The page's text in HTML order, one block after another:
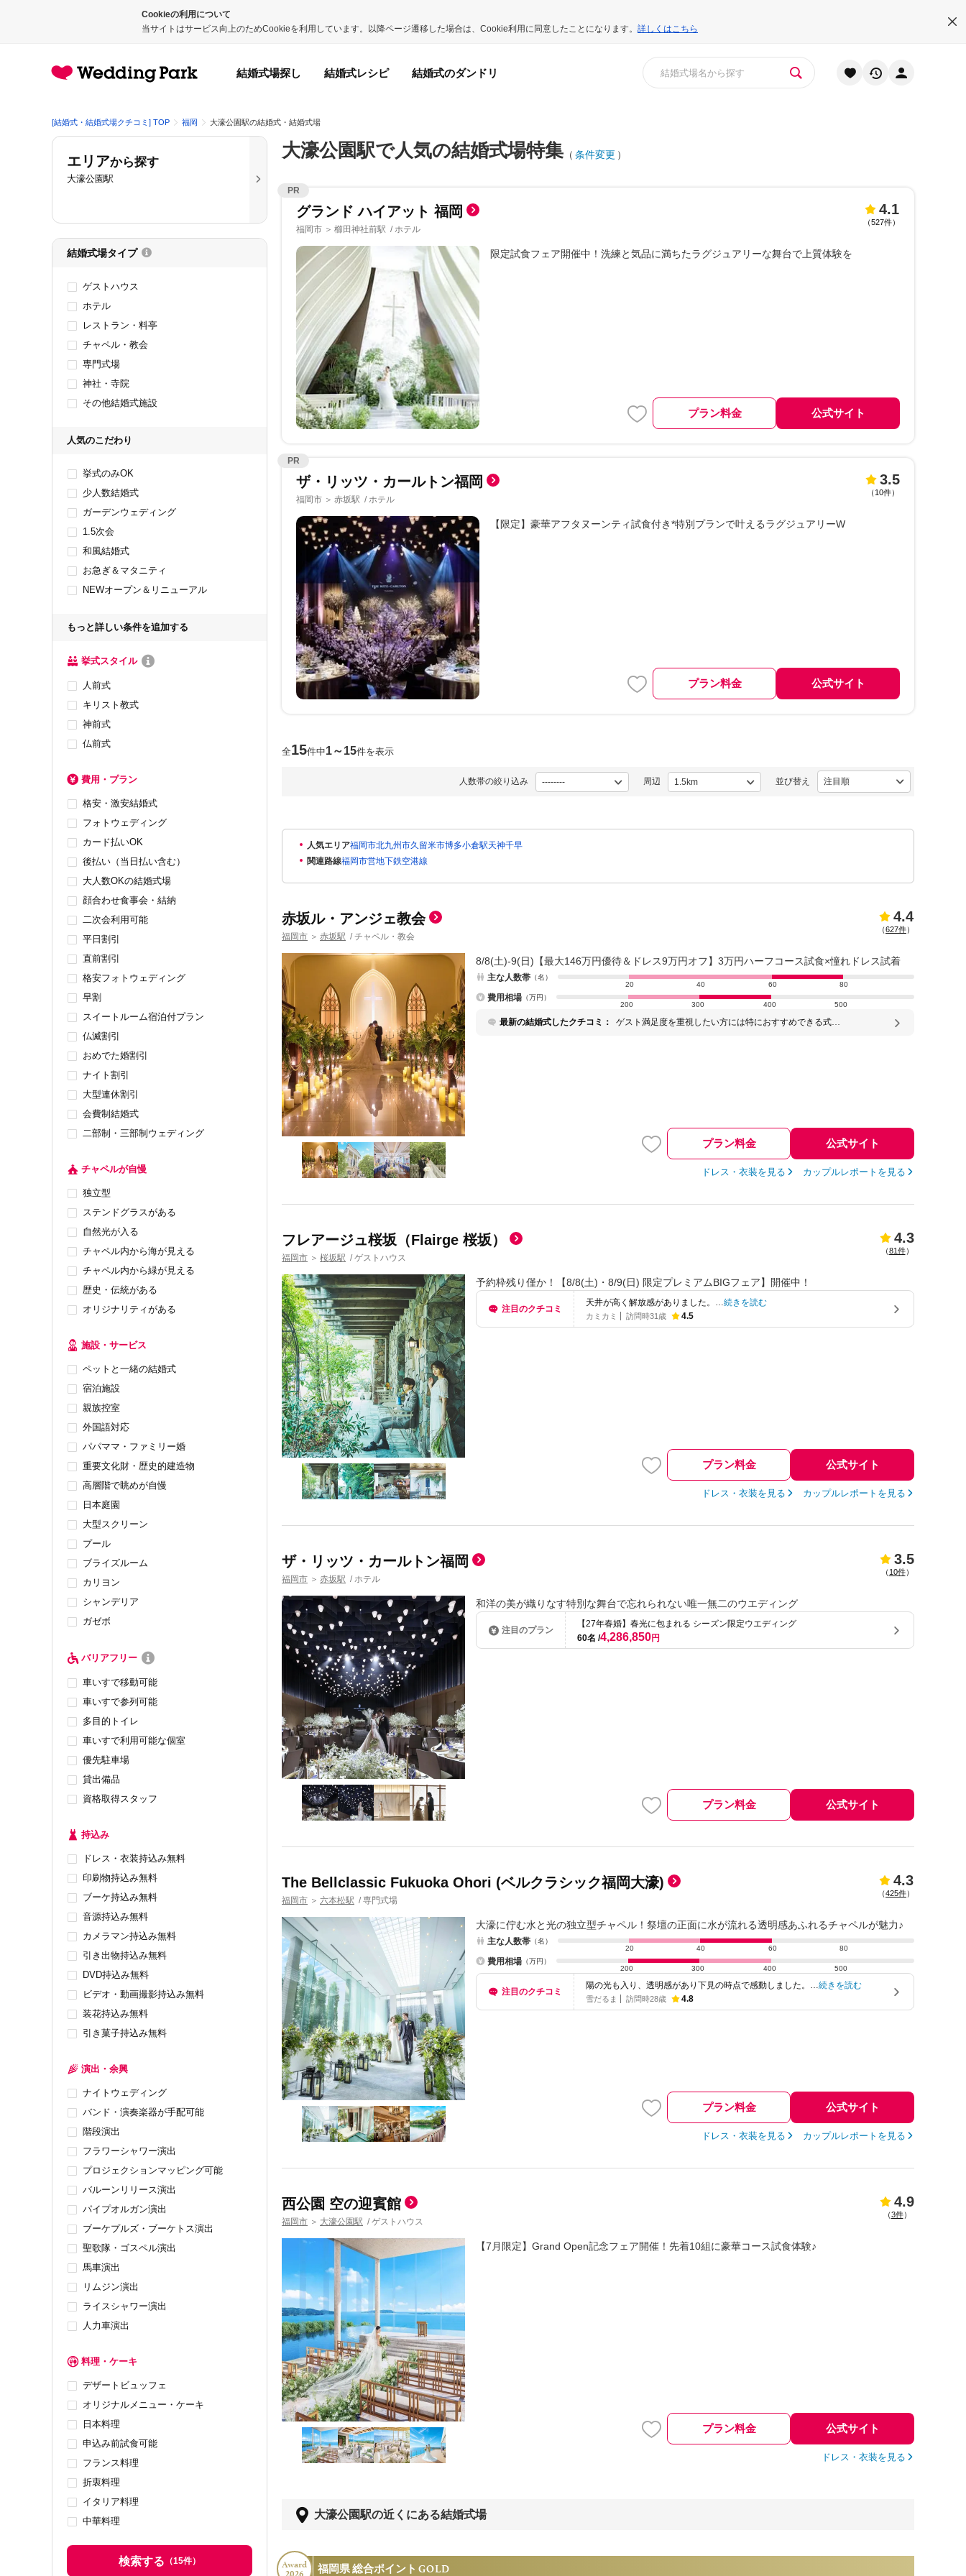
Cookieの利用について
当サイトはサービス向上のためCookieを利用しています。以降ページ遷移した場合は、Cookie利用に同意したことになります。 詳しくはこちら
結婚式場探し 結婚式レシピ 結婚式のダンドリ
[結婚式・結婚式場クチコミ] TOP 福岡 大濠公園駅の結婚式・結婚式場
大濠公園駅で人気の結婚式場特集 （ 条件変更 ）
PR
グランド ハイアット 福岡
福岡市 ＞ 櫛田神社前駅 / ホテル
4.1
（527件）
限定試食フェア開催中！洗練と気品に満ちたラグジュアリーな舞台で上質体験を
プラン料金 公式サイト
PR
ザ・リッツ・カールトン福岡
福岡市 ＞ 赤坂駅 / ホテル
3.5
（ 10件）
【限定】豪華アフタヌーンティ試食付き*特別プランで叶えるラグジュアリーW
プラン料金 公式サイト
全15件中1～15件を表示
人数帯の絞り込み 周辺 並び替え
人気エリア福岡市北九州市久留米市博多小倉駅天神千早
関連路線福岡市営地下鉄空港線
赤坂ル・アンジェ教会
福岡市 ＞ 赤坂駅 / チャペル・教会
4.4
（627件）
8/8(土)-9(日)【最大146万円優待＆ドレス9万円オフ】3万円ハーフコース試食×憧れドレス試着
主な人数帯 （名）
20
40 60 80
費用相場 （万円）
200
300 400 500
最新の結婚式したクチコミ：
ゲスト満足度を重視したい方には特におすすめできる式場
プラン料金 公式サイト
ドレス・衣装を見る カップルレポートを見る
フレアージュ桜坂（Flairge 桜坂）
福岡市 ＞ 桜坂駅 / ゲストハウス
4.3
（81件）
予約枠残り僅か！【8/8(土)・8/9(日) 限定プレミアムBIGフェア】開催中！
注目のクチコミ
天井が高く解放感がありました。…続きを読む
カミカミ 訪問時31歳 4.5
プラン料金 公式サイト
ドレス・衣装を見る カップルレポートを見る
ザ・リッツ・カールトン福岡
福岡市 ＞ 赤坂駅 / ホテル
3.5
（ 10件）
和洋の美が織りなす特別な舞台で忘れられない唯一無二のウエディング
注目のプラン
【27年春婚】春光に包まれる シーズン限定ウエディング
60名 4,286,850円
プラン料金 公式サイト
The Bellclassic Fukuoka Ohori (ベルクラシック福岡大濠)
福岡市 ＞ 六本松駅 / 専門式場
4.3
（425件）
大濠に佇む水と光の独立型チャペル！祭壇の正面に水が流れる透明感あふれるチャペルが魅力♪
主な人数帯 （名）
20
40 60 80
費用相場 （万円）
200
300 400 500
注目のクチコミ
陽の光も入り、透明感があり下見の時点で感動しました。…続きを読む
雪だるま 訪問時28歳 4.8
プラン料金 公式サイト
ドレス・衣装を見る カップルレポートを見る
西公園 空の迎賓館
福岡市 ＞ 大濠公園駅 / ゲストハウス
4.9
（3件）
【7月限定】Grand Open記念フェア開催！先着10組に豪華コース試食体験♪
プラン料金 公式サイト
ドレス・衣装を見る
大濠公園駅の近くにある結婚式場
Award
2026
福岡県 総合ポイント GOLD
エリアから探す
大濠公園駅
結婚式場タイプ
ゲストハウス
ホテル
レストラン・料亭
チャペル・教会
専門式場
神社・寺院
その他結婚式施設
人気のこだわり
挙式のみOK
少人数結婚式
ガーデンウェディング
1.5次会
和風結婚式
お急ぎ＆マタニティ
NEWオープン＆リニューアル
もっと詳しい条件を追加する
挙式スタイル
人前式
キリスト教式
神前式
仏前式
費用・プラン
格安・激安結婚式
フォトウェディング
カード払いOK
後払い（当日払い含む）
大人数OKの結婚式場
顔合わせ食事会・結納
二次会利用可能
平日割引
直前割引
格安フォトウェディング
早割
スイートルーム宿泊付プラン
仏滅割引
おめでた婚割引
ナイト割引
大型連休割引
会費制結婚式
二部制・三部制ウェディング
チャペルが自慢
独立型
ステンドグラスがある
自然光が入る
チャペル内から海が見える
チャペル内から緑が見える
歴史・伝統がある
オリジナリティがある
施設・サービス
ペットと一緒の結婚式
宿泊施設
親族控室
外国語対応
パパママ・ファミリー婚
重要文化財・歴史的建造物
高層階で眺めが自慢
日本庭園
大型スクリーン
プール
ブライズルーム
カリヨン
シャンデリア
ガゼボ
バリアフリー
車いすで移動可能
車いすで参列可能
多目的トイレ
車いすで利用可能な個室
優先駐車場
貸出備品
資格取得スタッフ
持込み
ドレス・衣装持込み無料
印刷物持込み無料
ブーケ持込み無料
音源持込み無料
カメラマン持込み無料
引き出物持込み無料
DVD持込み無料
ビデオ・動画撮影持込み無料
装花持込み無料
引き菓子持込み無料
演出・余興
ナイトウェディング
バンド・演奏楽器が手配可能
階段演出
フラワーシャワー演出
プロジェクションマッピング可能
バルーンリリース演出
パイプオルガン演出
ブーケプルズ・ブーケトス演出
聖歌隊・ゴスペル演出
馬車演出
リムジン演出
ライスシャワー演出
人力車演出
料理・ケーキ
デザートビュッフェ
オリジナルメニュー・ケーキ
日本料理
申込み前試食可能
フランス料理
折衷料理
イタリア料理
中華料理
検索する （15件）